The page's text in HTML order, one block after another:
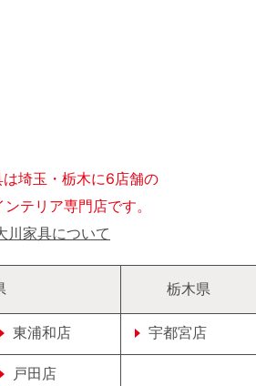
は埼玉・栃木に6店舗の
テリア専門店です。
川家具について
東浦和店
戸田店
栃木県
宇都宮店